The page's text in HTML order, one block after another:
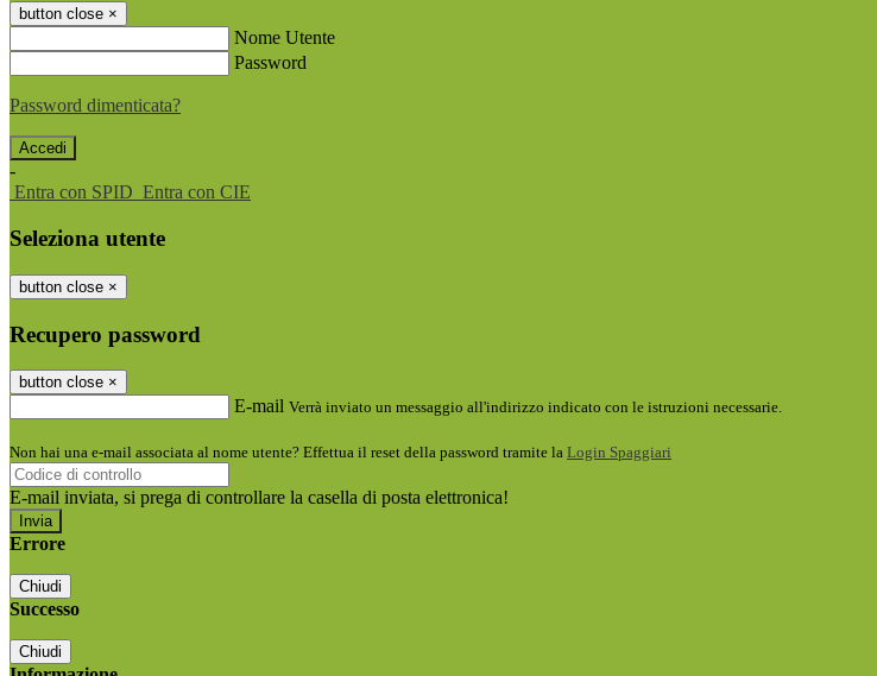
button close ×
Nome Utente
Password
Password dimenticata?
-
Entra con SPID Entra con CIE
Seleziona utente
button close ×
Recupero password
button close ×
E-mail Verrà inviato un messaggio all'indirizzo indicato con le istruzioni necessarie.
Non hai una e-mail associata al nome utente? Effettua il reset della password tramite la Login Spaggiari
E-mail inviata, si prega di controllare la casella di posta elettronica!
Errore
Chiudi
Successo
Chiudi